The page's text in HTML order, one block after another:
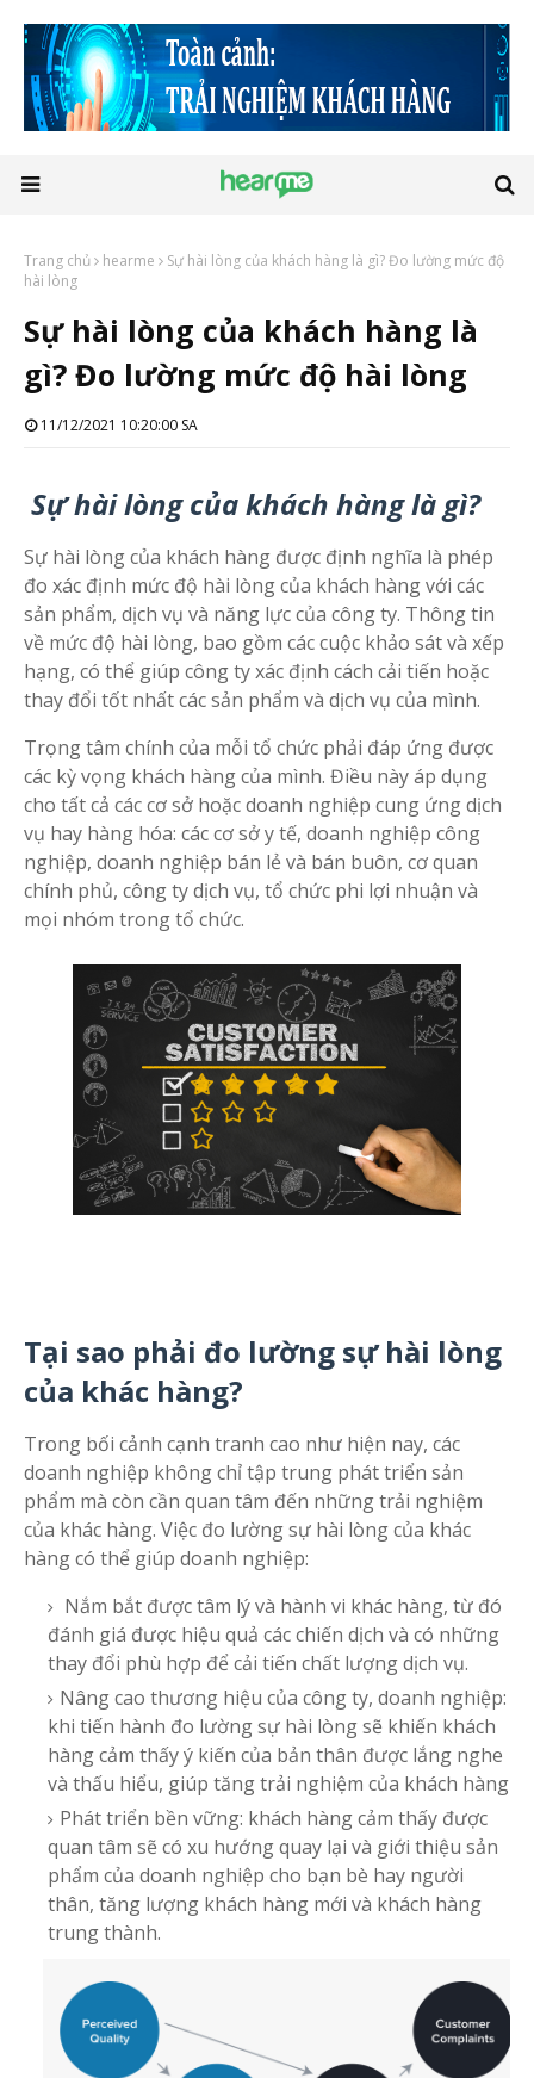
Trang chủ hearme
Sự hài lòng của khách hàng là gì? Đo lường mức độ
hài lòng
Sự hài lòng của khách hàng là
gì? Đo lường mức độ hài lòng
11/12/2021 10:20:00 SA
Sự hài lòng của khách hàng là gì?
Sự hài lòng của khách hàng được định nghĩa là phép
đo xác định mức độ hài lòng của khách hàng với các
sản phẩm, dịch vụ và năng lực của công ty. Thông tin
về mức độ hài lòng, bao gồm các cuộc khảo sát và xếp
hạng, có thể giúp công ty xác định cách cải tiến hoặc
thay đổi tốt nhất các sản phẩm và dịch vụ của mình.
Trọng tâm chính của mỗi tổ chức phải đáp ứng được
các kỳ vọng khách hàng của mình. Điều này áp dụng
cho tất cả các cơ sở hoặc doanh nghiệp cung ứng dịch
vụ hay hàng hóa: các cơ sở y tế, doanh nghiệp công
nghiệp, doanh nghiệp bán lẻ và bán buôn, cơ quan
chính phủ, công ty dịch vụ, tổ chức phi lợi nhuận và
mọi nhóm trong tổ chức.
Tại sao phải đo lường sự hài lòng
của khác hàng?
Trong bối cảnh cạnh tranh cao như hiện nay, các
doanh nghiệp không chỉ tập trung phát triển sản
phẩm mà còn cần quan tâm đến những trải nghiệm
của khác hàng. Việc đo lường sự hài lòng của khác
hàng có thể giúp doanh nghiệp:
Nắm bắt được tâm lý và hành vi khác hàng, từ đó
đánh giá được hiệu quả các chiến dịch và có những
thay đổi phù hợp để cải tiến chất lượng dịch vụ.
Nâng cao thương hiệu của công ty, doanh nghiệp:
khi tiến hành đo lường sự hài lòng sẽ khiến khách
hàng cảm thấy ý kiến của bản thân được lắng nghe
và thấu hiểu, giúp tăng trải nghiệm của khách hàng
Phát triển bền vững: khách hàng cảm thấy được
quan tâm sẽ có xu hướng quay lại và giới thiệu sản
phẩm của doanh nghiệp cho bạn bè hay người
thân, tăng lượng khách hàng mới và khách hàng
trung thành.